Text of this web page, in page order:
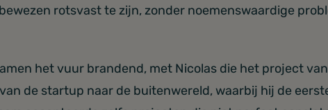
rotsvast te zijn, zonder noemenswaardige
het vuur brandend, met Nicolas die het project
de startup naar de buitenwereld, waarbij hij de